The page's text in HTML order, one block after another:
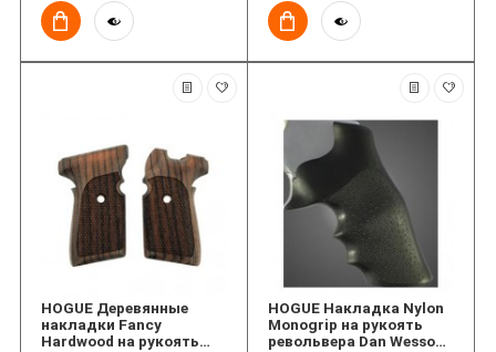
HOGUE Деревянные
накладки Fancy
Hardwood на рукоять
HOGUE Накладка Nylon
Monogrip на рукоять
револьвера Dan Wesson